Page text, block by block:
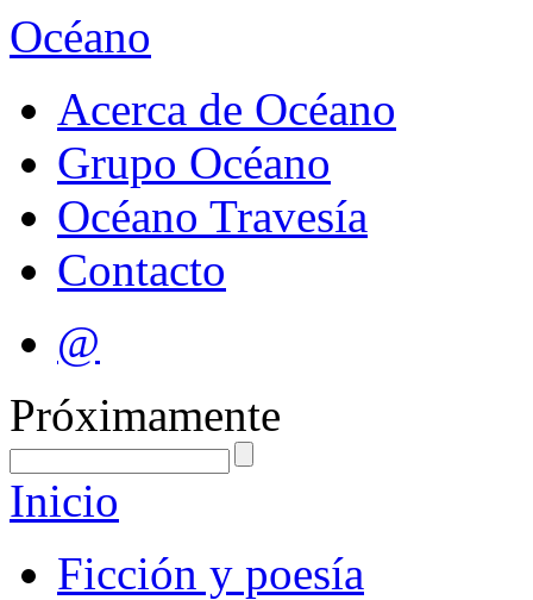
Océano
Acerca de Océano
Grupo Océano
Océano Travesía
Contacto
@
Próximamente
Inicio
Ficción y poesía